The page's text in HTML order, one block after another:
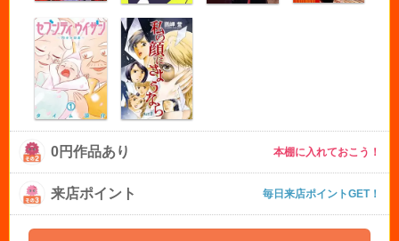
0円作品あり 本棚に入れておこう！
来店ポイント 毎日来店ポイントGET！